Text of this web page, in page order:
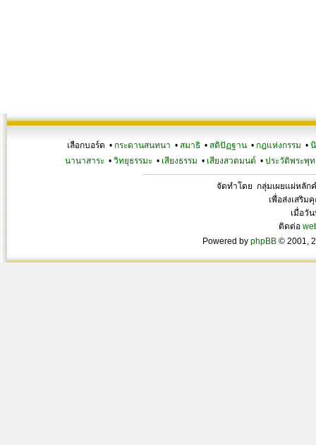
เลือกบอร์ด • กระดานสนทนา • สมาธิ • สติปัฏฐาน • กฎแห่งกรรม •
นานาสาระ• วิทยุธรรมะ• เสียงธรรม • เสียงสวดมนต์ • ประวัติพระพุท
จัดทำโดย กลุ่มเผยแผ่หลัก
เพื่อส่งเสริม
เมื่อวั
ติดต่อ
Powered by phpBB © 2001,